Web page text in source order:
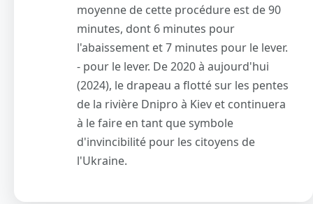
moyenne de cette procédure est de 90
minutes, dont 6 minutes pour
l'abaissement et 7 minutes pour le lever.
- pour le lever. De 2020 à aujourd'hui
(2024), le drapeau a flotté sur les pentes
de la rivière Dnipro à Kiev et continuera
à le faire en tant que symbole
d'invincibilité pour les citoyens de
l'Ukraine.